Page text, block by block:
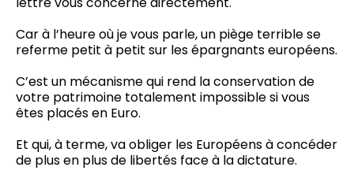
Car à l’heure où je vous parle, un piège terrible se
referme petit à petit sur les épargnants européens.
C’est un mécanisme qui rend la conservation de
votre patrimoine totalement impossible si vous
êtes placés en Euro.
Et qui, à terme, va obliger les Européens à concéder
de plus en plus de libertés face à la dictature.